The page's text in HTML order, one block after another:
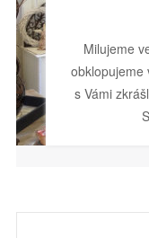
Milujeme
obklopujeme
s Vámi